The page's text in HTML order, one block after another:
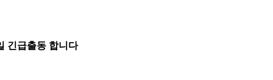
긴급출동 합니다